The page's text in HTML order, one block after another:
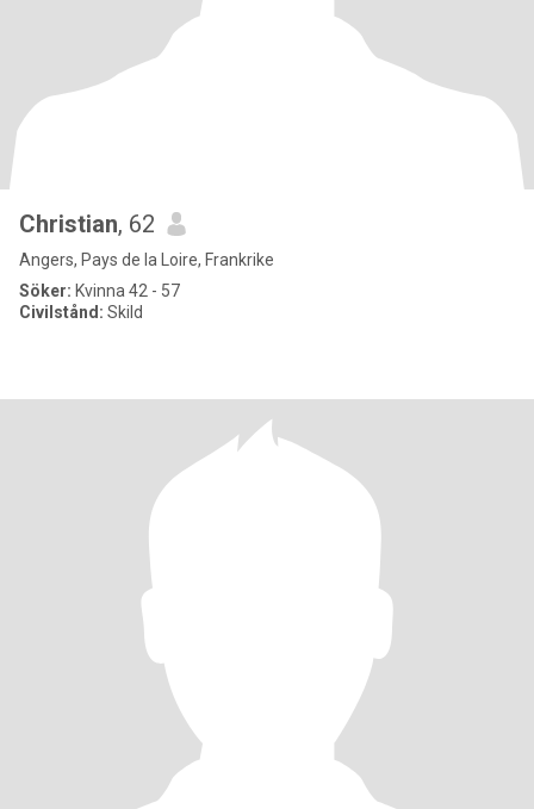
Christian, 62
Angers, Pays de la Loire, Frankrike
Söker: Kvinna 42 - 57
Civilstånd: Skild